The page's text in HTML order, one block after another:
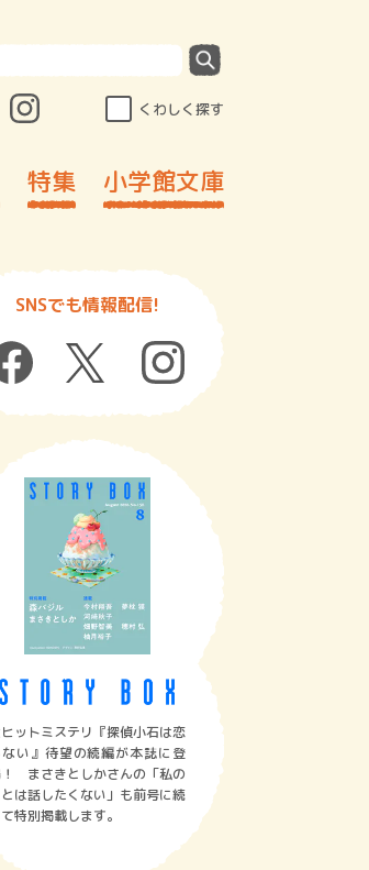
くわしく探す
特集 小学館文庫
SNSでも情報配信!
ットミステリ『探偵小石は恋
ない』待望の続編が本誌に登
まさきとしかさんの「私の
とは話したくない」も前号に続
特別掲載します。